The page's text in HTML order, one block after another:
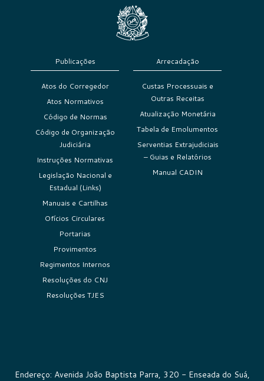
Publicações
Atos do Corregedor
Atos Normativos
Código de Normas
Código de Organização
Judiciária
Instruções Normativas
Legislação Nacional e
Estadual (Links)
Manuais e Cartilhas
Ofícios Circulares
Portarias
Provimentos
Regimentos Internos
Resoluções do CNJ
Resoluções TJES
Arrecadação
Custas Processuais e
Outras Receitas
Atualização Monetária
Tabela de Emolumentos
Serventias Extrajudiciais
– Guias e Relatórios
Manual CADIN
Endereço: Avenida João Baptista Parra, 320 - Enseada do Suá,